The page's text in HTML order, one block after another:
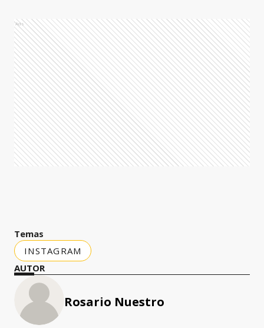
Ads
Temas
INSTAGRAM
AUTOR
Rosario Nuestro